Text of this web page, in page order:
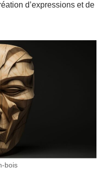
d’expressions et de
bois